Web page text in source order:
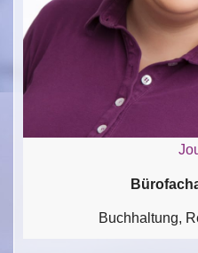
Buchhaltung,